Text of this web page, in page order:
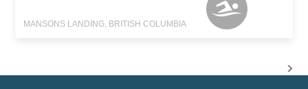
MANSONS LANDING, BRITISH COLUMBIA